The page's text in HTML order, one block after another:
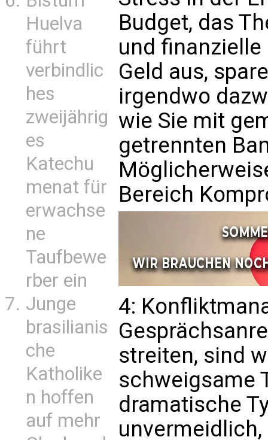
Huelva
führt
verbindlic
hes
zweijährig
es
Katechu
menat für
erwachse
ne
Taufbewe
rber ein
Junge
brasilianis
che
Katholike
n hoffen
auf mehr
Budget, das
und finanzielle
Geld aus,
irgendwo
wie Sie mit
getrennten
Bereich
4:
streiten, sind
schweigsame
dramatische